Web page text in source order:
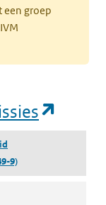
een groep
9)